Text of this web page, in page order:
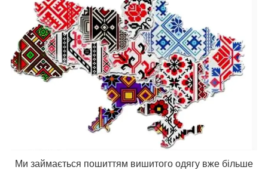
Ми займається пошиттям вишитого одягу вже більше